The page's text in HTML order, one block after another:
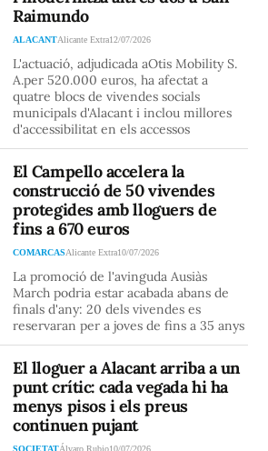
Raimundo
ALACANTAlicante Extra12/07/2026
L'actuació, adjudicada aOtis Mobility S.
A.per 520.000 euros, ha afectat a
quatre blocs de vivendes socials
municipals d'Alacant i inclou millores
d'accessibilitat en els accessos
El Campello accelera la
construcció de 50 vivendes
protegides amb lloguers de
fins a 670 euros
COMARCASAlicante Extra10/07/2026
La promoció de l'avinguda Ausiàs
March podria estar acabada abans de
finals d'any: 20 dels vivendes es
reservaran per a joves de fins a 35 anys
El lloguer a Alacant arriba a un
punt crític: cada vegada hi ha
menys pisos i els preus
continuen pujant
SOCIETATÁlvaro Rubio10/07/2026